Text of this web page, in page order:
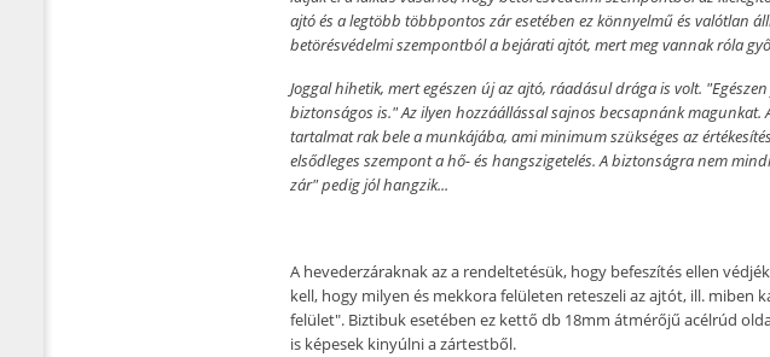
ajtó és a legtöbb többpontos zár esetében ez könnyelmű és valótlan
betörésvédelmi szempontból a bejárati ajtót, mert meg vannak róla
Joggal hihetik, mert egészen új az ajtó, ráadásul drága is volt.
biztonságos is." Az ilyen hozzáállással sajnos becsapnánk
tartalmat rak bele a munkájába, ami minimum szükséges az
elsődleges szempont a hő- és hangszigetelés. A biztonságra nem
zár" pedig jól hangzik...
A hevederzáraknak az a rendeltetésük, hogy befeszítés ellen
kell, hogy milyen és mekkora felületen reteszeli az ajtót, ill. miben
felület". Biztibuk esetében ez kettő db 18mm átmérőjű acélrúd
is képesek kinyúlni a zártestből.